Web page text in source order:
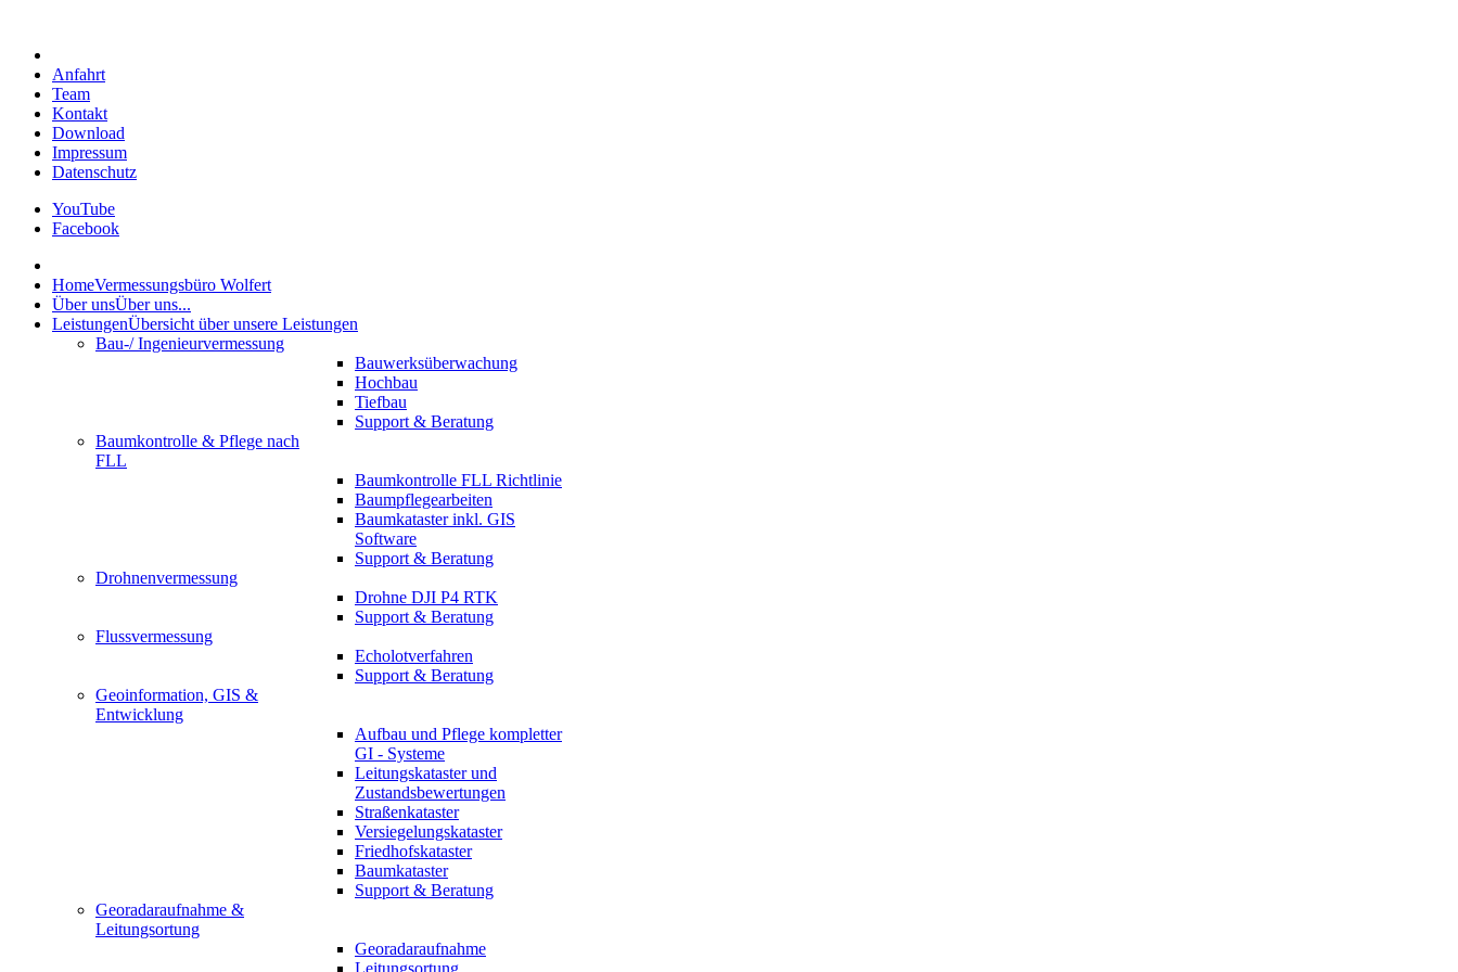
Anfahrt
Team
Kontakt
Download
Impressum
Datenschutz
YouTube
Facebook
HomeVermessungsbüro Wolfert
Über unsÜber uns...
LeistungenÜbersicht über unsere Leistungen
Bau-/ Ingenieurvermessung
Bauwerksüberwachung
Hochbau
Tiefbau
Support & Beratung
Baumkontrolle & Pflege nach
FLL
Baumkontrolle FLL Richtlinie
Baumpflegearbeiten
Baumkataster inkl. GIS
Software
Support & Beratung
Drohnenvermessung
Drohne DJI P4 RTK
Support & Beratung
Flussvermessung
Echolotverfahren
Support & Beratung
Geoinformation, GIS &
Entwicklung
Aufbau und Pflege kompletter
GI - Systeme
Leitungskataster und
Zustandsbewertungen
Straßenkataster
Versiegelungskataster
Friedhofskataster
Baumkataster
Support & Beratung
Georadaraufnahme &
Leitungsortung
Georadaraufnahme
Leitungsortung